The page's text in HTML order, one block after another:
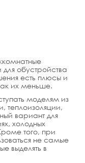
обустройства
есть плюсы и
их меньше.
моделям из
теплоизоляции,
вариант для
холодных
того, при
не самые
выделять в